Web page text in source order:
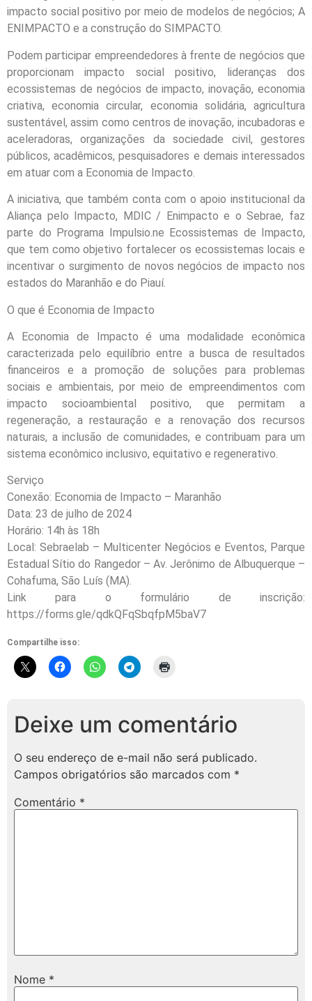
impacto social positivo por meio de modelos de negócios; A
ENIMPACTO e a construção do SIMPACTO.
Podem participar empreendedores à frente de negócios que
proporcionam impacto social positivo, lideranças dos
ecossistemas de negócios de impacto, inovação, economia
criativa, economia circular, economia solidária, agricultura
sustentável, assim como centros de inovação, incubadoras e
aceleradoras, organizações da sociedade civil, gestores
públicos, acadêmicos, pesquisadores e demais interessados
em atuar com a Economia de Impacto.
A iniciativa, que também conta com o apoio institucional da
Aliança pelo Impacto, MDIC / Enimpacto e o Sebrae, faz
parte do Programa Impulsio.ne Ecossistemas de Impacto,
que tem como objetivo fortalecer os ecossistemas locais e
incentivar o surgimento de novos negócios de impacto nos
estados do Maranhão e do Piauí.
O que é Economia de Impacto
A Economia de Impacto é uma modalidade econômica
caracterizada pelo equilíbrio entre a busca de resultados
financeiros e a promoção de soluções para problemas
sociais e ambientais, por meio de empreendimentos com
impacto socioambiental positivo, que permitam a
regeneração, a restauração e a renovação dos recursos
naturais, a inclusão de comunidades, e contribuam para um
sistema econômico inclusivo, equitativo e regenerativo.
Serviço
Conexão: Economia de Impacto – Maranhão
Data: 23 de julho de 2024
Horário: 14h às 18h
Local: Sebraelab – Multicenter Negócios e Eventos, Parque
Estadual Sítio do Rangedor – Av. Jerônimo de Albuquerque –
Cohafuma, São Luís (MA).
Link para o formulário de inscrição:
https://forms.gle/qdkQFqSbqfpM5baV7
Compartilhe isso:
Deixe um comentário
O seu endereço de e-mail não será publicado.
Campos obrigatórios são marcados com *
Comentário *
Nome *